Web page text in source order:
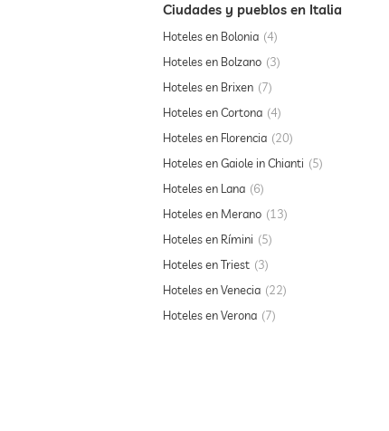
Ciudades y pueblos en Italia
Hoteles en Bolonia 4
Hoteles en Bolzano
3
Hoteles en Brixen
7
Hoteles en Cortona 4
Hoteles en Florencia
20
Hoteles en Gaiole in Chianti
5
Hoteles en Lana
6
Hoteles en Merano
13
Hoteles en Rímini
5
Hoteles en Triest
3
Hoteles en Venecia
22
Hoteles en Verona
7